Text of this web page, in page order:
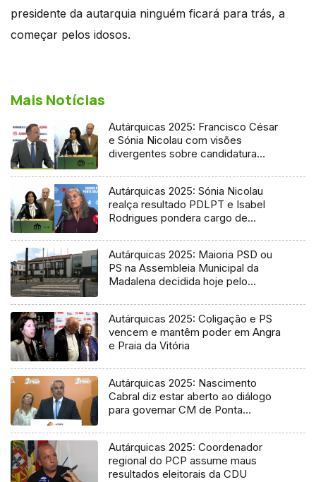
presidente da autarquia ninguém ficará para trás, a
começar pelos idosos.
Mais Notícias
Autárquicas 2025: Francisco César
e Sónia Nicolau com visões
divergentes sobre candidatura
Autárquicas 2025: Sónia Nicolau
realça resultado PDLPT e Isabel
Rodrigues pondera cargo de
Autárquicas 2025: Maioria PSD ou
PS na Assembleia Municipal da
Madalena decidida hoje pelo
Autárquicas 2025: Coligação e PS
vencem e mantêm poder em Angra
e Praia da Vitória
Autárquicas 2025: Nascimento
Cabral diz estar aberto ao diálogo
para governar CM de Ponta
Autárquicas 2025: Coordenador
regional do PCP assume maus
resultados eleitorais da CDU